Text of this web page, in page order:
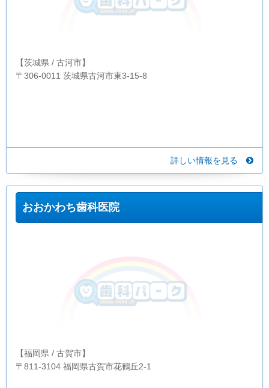
【茨城県 / 古河市】
〒306-0011 茨城県古河市東3-15-8
詳しい情報を見る
おおかわち歯科医院
【福岡県 / 古賀市】
〒811-3104 福岡県古賀市花鶴丘2-1